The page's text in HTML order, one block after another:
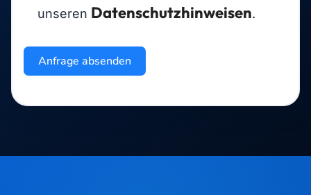
unseren Datenschutzhinweisen.
Anfrage absenden